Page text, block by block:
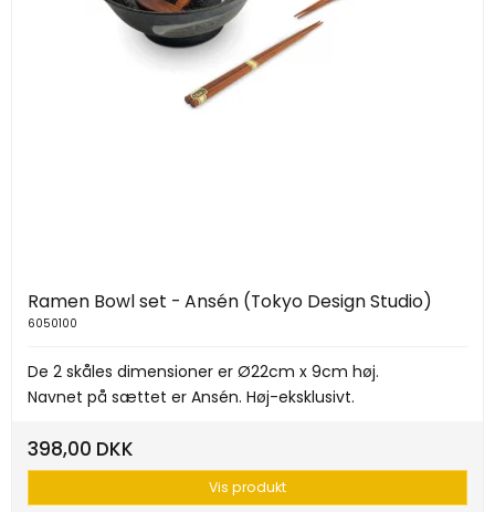
Ramen Bowl set - Ansén (Tokyo Design Studio)
6050100
De 2 skåles dimensioner er Ø22cm x 9cm høj.
Navnet på sættet er Ansén. Høj-eksklusivt.
398,00 DKK
Vis produkt